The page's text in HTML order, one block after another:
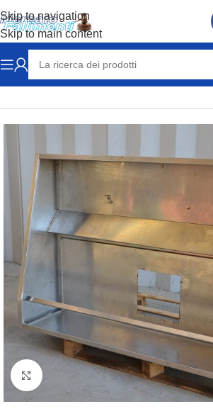
Skip to navigation
Skip to main content
Home ATTREZZATURE RISTORAZIONE
Clicca per ingrandire